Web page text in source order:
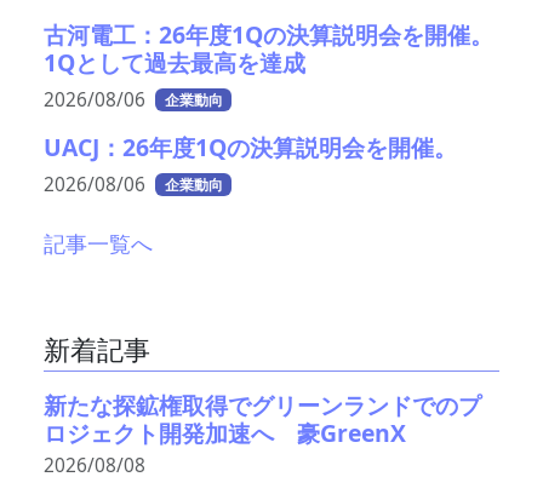
古河電工：26年度1Qの決算説明会を開催。
1Qとして過去最高を達成
2026/08/06 企業動向
UACJ：26年度1Qの決算説明会を開催。
2026/08/06 企業動向
記事一覧へ
新着記事
新たな探鉱権取得でグリーンランドでのプ
ロジェクト開発加速へ 豪GreenX
2026/08/08